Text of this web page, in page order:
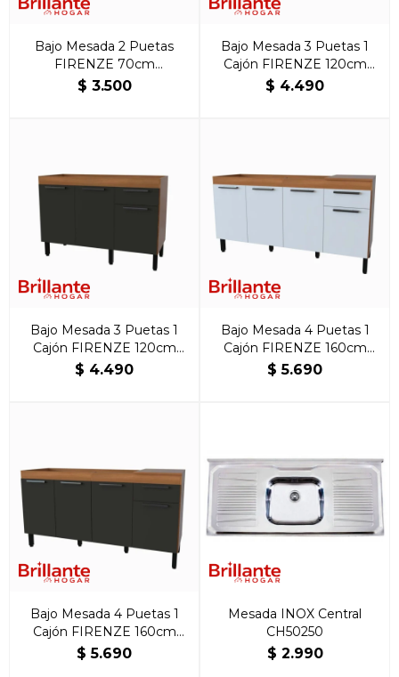
Bajo Mesada 2 Puetas
FIRENZE 70cm
Freijo/Grafito
$ 3.500
Bajo Mesada 3 Puetas 1
Cajón FIRENZE 120cm
Freijo/Blanco
$ 4.490
Bajo Mesada 3 Puetas 1
Cajón FIRENZE 120cm
Freijo/Grafito
$ 4.490
Bajo Mesada 4 Puetas 1
Cajón FIRENZE 160cm
Freijo/Blanco
$ 5.690
Bajo Mesada 4 Puetas 1
Cajón FIRENZE 160cm
Freijo/Grafito
$ 5.690
Mesada INOX Central
CH50250
$ 2.990